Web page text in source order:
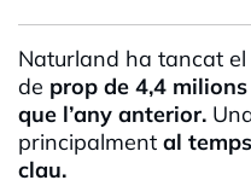
Naturland ha tancat
de prop de 4,4
que l’any anterior.
principalment al
clau.